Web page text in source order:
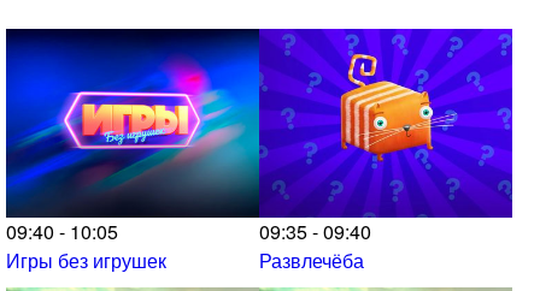
09:40 - 10:05
Игры без игрушек
09:35 - 09:40
Развлечёба